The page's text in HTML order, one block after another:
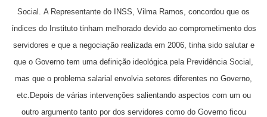
Social. A Representante do INSS, Vilma Ramos, concordou que os
índices do Instituto tinham melhorado devido ao comprometimento dos
servidores e que a negociação realizada em 2006, tinha sido salutar e
que o Governo tem uma definição ideológica pela Previdência Social,
mas que o problema salarial envolvia setores diferentes no Governo,
etc. Depois de várias intervenções salientando aspectos com um ou
outro argumento tanto por dos servidores como do Governo ficou